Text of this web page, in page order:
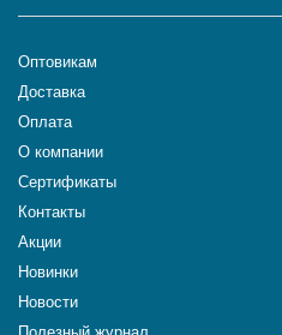
Оптовикам
Доставка
Оплата
О компании
Сертификаты
Контакты
Акции
Новинки
Новости